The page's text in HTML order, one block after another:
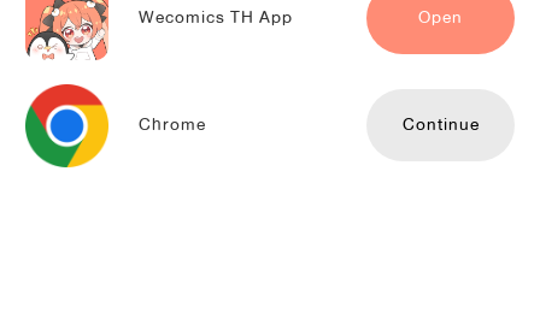
Wecomics TH App Open
Chrome Continue
ชุลมุนเซียนวุ่นตกสวรรค์